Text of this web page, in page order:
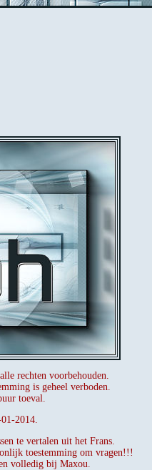
rechten voorbehouden.
is geheel verboden.
toeval.
2014.
te vertalen uit het Frans.
toestemming om vragen!!!
volledig bij Maxou.